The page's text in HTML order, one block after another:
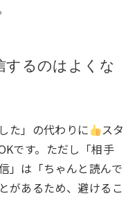
するのはよくな
た」の代わりに
スタ
です。ただし「相手
」は「ちゃんと読んで
があるため、避けるこ